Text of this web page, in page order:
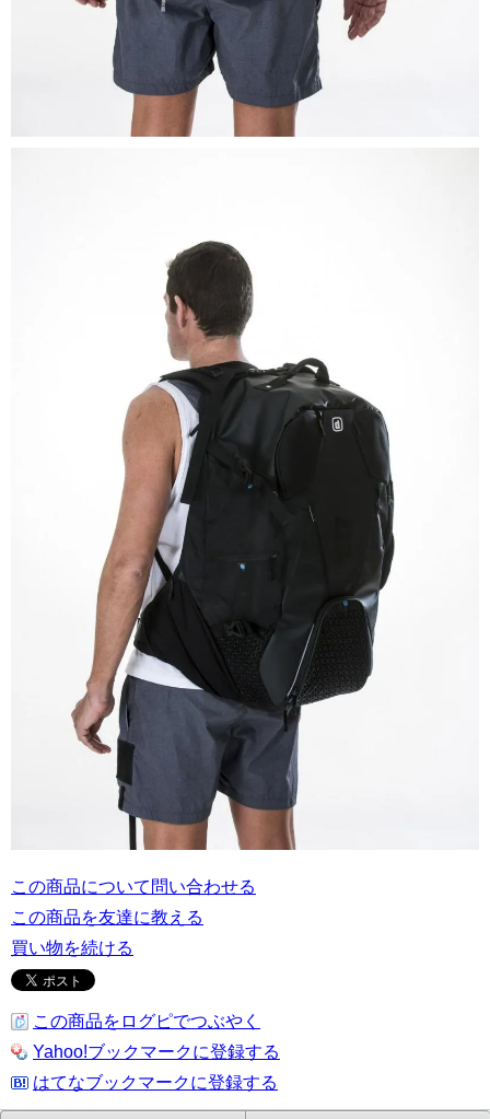
この商品について問い合わせる
この商品を友達に教える
買い物を続ける
この商品をログピでつぶやく
Yahoo!ブックマークに登録する
はてなブックマークに登録する